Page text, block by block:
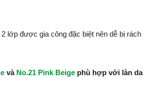
lớp được gia công đặc biệt nên dễ bị rách
và No.21 Pink Beige phù hợp với làn da